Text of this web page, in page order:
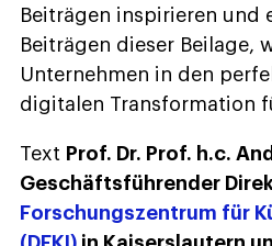
Beiträgen inspirieren und
Beiträgen dieser Beilage,
Unternehmen in den
digitalen Transformation
Text Prof. Dr. Prof. h.c.
Geschäftsführender
Forschungszentrum für